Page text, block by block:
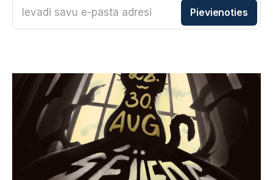
Ievadi savu e-pasta adresi Pievienoties